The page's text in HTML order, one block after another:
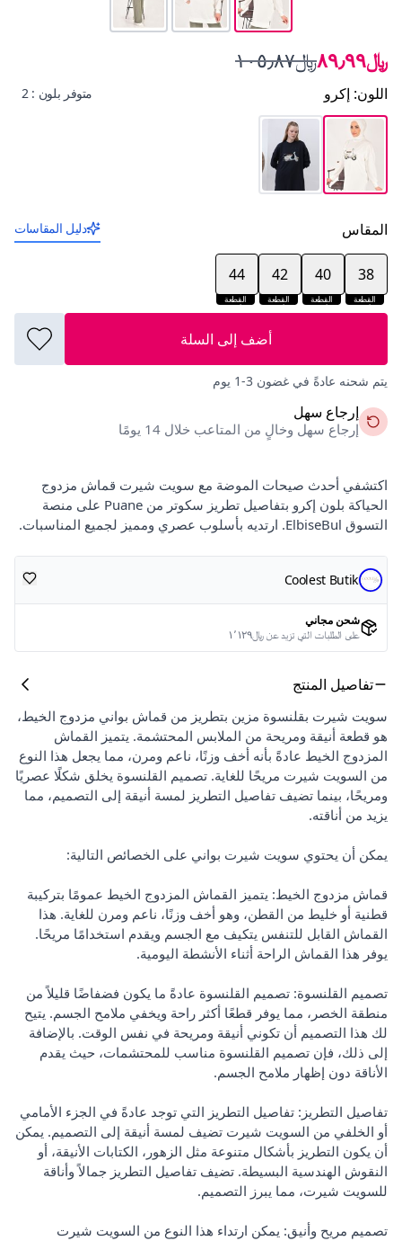
﷼٨٩٫٩٩ ﷼١٠٥٫٨٧
اللون: إكرو متوفر بلون : 2
المقاس دليل المقاسات
القطعة
38
القطعة
40
القطعة
42
القطعة
44
أضف إلى السلة
يتم شحنه عادةً في غضون 3-1 يوم
إرجاع سهل
إرجاع سهل وخالٍ من المتاعب خلال 14 يومًا
اكتشفي أحدث صيحات الموضة مع سويت شيرت قماش مزدوج
الحياكة بلون إكرو بتفاصيل تطريز سكوتر من Puane على منصة
التسوق ElbiseBul. ارتديه بأسلوب عصري ومميز لجميع المناسبات.
Coolest Butik
شحن مجاني
على الطلبات التي تزيد عن ﷼١٬١٢٩
تفاصيل المنتج
سويت شيرت بقلنسوة مزين بتطريز من قماش بواني مزدوج الخيط،
هو قطعة أنيقة ومريحة من الملابس المحتشمة. يتميز القماش
المزدوج الخيط عادةً بأنه أخف وزنًا، ناعم ومرن، مما يجعل هذا النوع
من السويت شيرت مريحًا للغاية. تصميم القلنسوة يخلق شكلًا عصريًا
ومريحًا، بينما تضيف تفاصيل التطريز لمسة أنيقة إلى التصميم، مما
يزيد من أناقته.
يمكن أن يحتوي سويت شيرت بواني على الخصائص التالية:
قماش مزدوج الخيط: يتميز القماش المزدوج الخيط عمومًا بتركيبة
قطنية أو خليط من القطن، وهو أخف وزنًا، ناعم ومرن للغاية. هذا
القماش القابل للتنفس يتكيف مع الجسم ويقدم استخدامًا مريحًا.
يوفر هذا القماش الراحة أثناء الأنشطة اليومية.
تصميم القلنسوة: تصميم القلنسوة عادةً ما يكون فضفاضًا قليلاً من
منطقة الخصر، مما يوفر قطعًا أكثر راحة ويخفي ملامح الجسم. يتيح
لك هذا التصميم أن تكوني أنيقة ومريحة في نفس الوقت. بالإضافة
إلى ذلك، فإن تصميم القلنسوة مناسب للمحتشمات، حيث يقدم
الأناقة دون إظهار ملامح الجسم.
تفاصيل التطريز: تفاصيل التطريز التي توجد عادةً في الجزء الأمامي
أو الخلفي من السويت شيرت تضيف لمسة أنيقة إلى التصميم. يمكن
أن يكون التطريز بأشكال متنوعة مثل الزهور، الكتابات الأنيقة، أو
النقوش الهندسية البسيطة. تضيف تفاصيل التطريز جمالاً وأناقة
للسويت شيرت، مما يبرز التصميم.
تصميم مريح وأنيق: يمكن ارتداء هذا النوع من السويت شيرت